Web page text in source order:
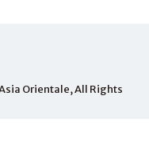
Orientale, All Rights